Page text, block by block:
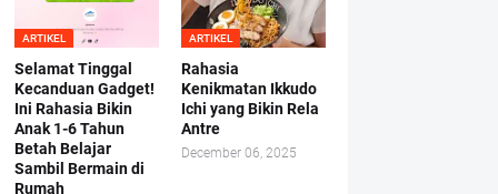
ARTIKEL
Selamat Tinggal
Kecanduan Gadget!
Ini Rahasia Bikin
Anak 1-6 Tahun
Betah Belajar
Sambil Bermain di
Rumah
ARTIKEL
Rahasia
Kenikmatan Ikkudo
Ichi yang Bikin Rela
Antre
December 06, 2025